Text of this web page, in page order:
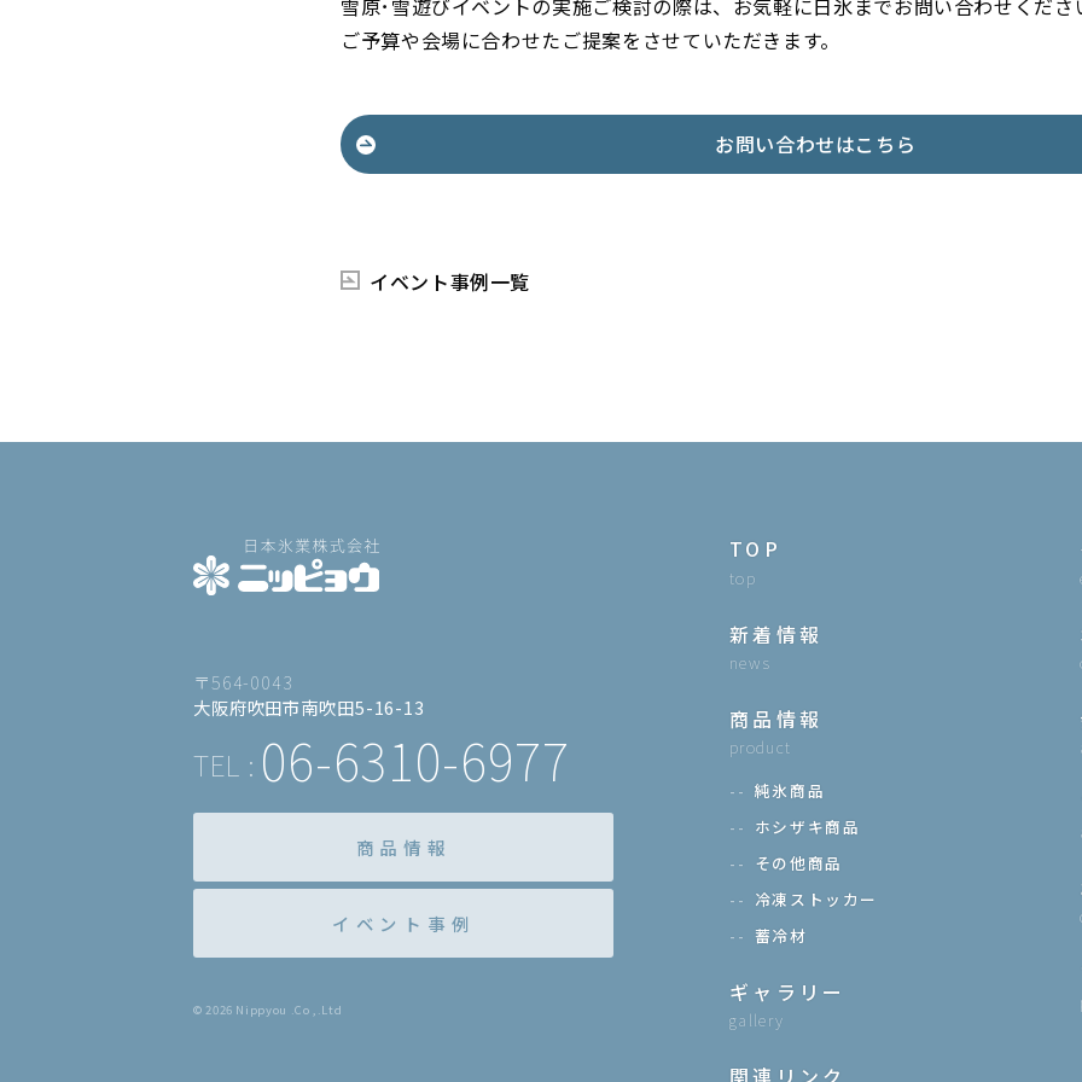
雪原･雪遊びイベントの実施ご検討の際は、お気軽に日氷までお問い合わせくださ
ご予算や会場に合わせたご提案をさせていただきます。
お問い合わせはこちら
イベント事例一覧
TOP
top
新着情報
news
商品情報
product
純氷商品
ホシザキ商品
その他商品
冷凍ストッカー
蓄冷材
ギャラリー
gallery
関連リンク
〒564-0043
大阪府吹田市南吹田5-16-13
06-6310-6977
商品情報
イベント事例
© 2026 Nippyou .Co ,.Ltd